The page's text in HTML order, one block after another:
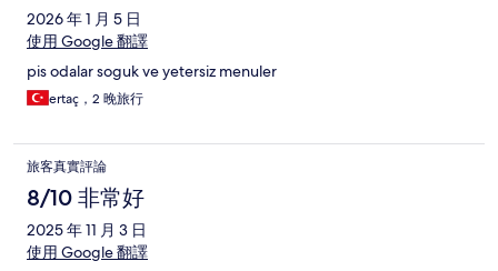
2026 年 1 月 5 日
使用 Google 翻譯
pis odalar soguk ve yetersiz menuler
ertaç，2 晚旅行
旅客真實評論
8/10 非常好
2025 年 11 月 3 日
使用 Google 翻譯